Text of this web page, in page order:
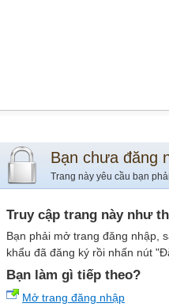
Bạn chưa đăng
Trang này yêu cầu bạn
Truy cập trang này như
Bạn phải mở trang đăng nhập,
khẩu đã đăng ký rồi nhấn nút
Bạn làm gì tiếp theo?
Mở trang đăng nhập